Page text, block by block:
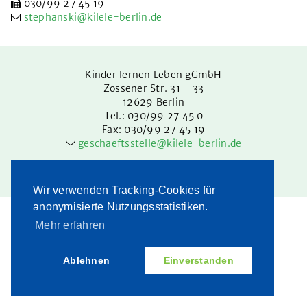
Wir verwenden Tracking-Cookies für
anonymisierte Nutzungsstatistiken.
Mehr erfahren
Ablehnen Einverstanden
Kinderschutzbeauftragte
MD Jugendhilfe
Betriebsrat
Partizipation
Spenden
030/99 27 45 19
stephanski@kilele-berlin.de
Kinder lernen Leben gGmbH
Zossener Str. 31 - 33
12629 Berlin
Tel.: 030/99 27 45 0
Fax: 030/99 27 45 19
geschaeftsstelle@kilele-berlin.de